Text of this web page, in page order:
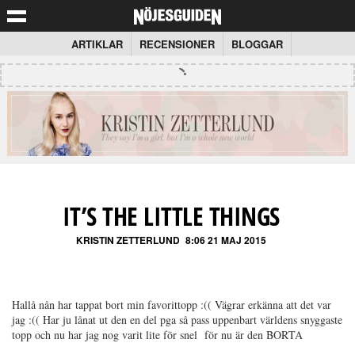
ARTIKLAR RECENSIONER BLOGGAR
IT’S THE LITTLE THINGS
KRISTIN ZETTERLUND 8:06 21 MAJ 2015
Hallå nån har tappat bort min favorittopp :(( Vägrar erkänna att det var
jag :(( Har ju lånat ut den en del pga så pass uppenbart världens snyggaste
topp och nu har jag nog varit lite för snel för nu är den BORTA